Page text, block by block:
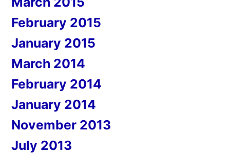
February 2015
January 2015
March 2014
February 2014
January 2014
November 2013
July 2013